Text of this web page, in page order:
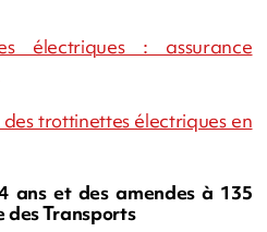
électriques : assurance
trottinettes électriques en
ans et des amendes à 135
des Transports